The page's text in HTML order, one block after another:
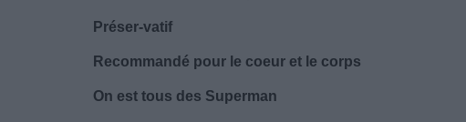
Préser-vatif
Recommandé pour le coeur et le corps
On est tous des Superman